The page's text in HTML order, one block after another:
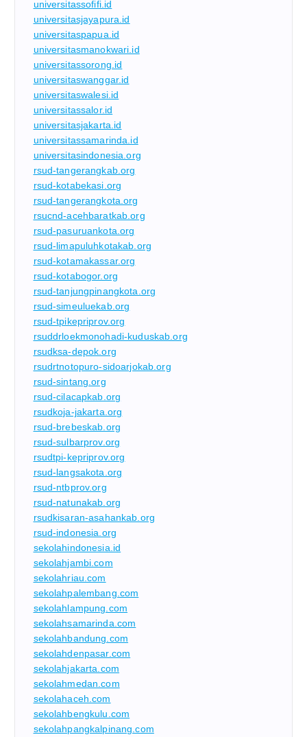
universitassofifi.id
universitasjayapura.id
universitaspapua.id
universitasmanokwari.id
universitassorong.id
universitaswanggar.id
universitaswalesi.id
universitassalor.id
universitasjakarta.id
universitassamarinda.id
universitasindonesia.org
rsud-tangerangkab.org
rsud-kotabekasi.org
rsud-tangerangkota.org
rsucnd-acehbaratkab.org
rsud-pasuruankota.org
rsud-limapuluhkotakab.org
rsud-kotamakassar.org
rsud-kotabogor.org
rsud-tanjungpinangkota.org
rsud-simeuluekab.org
rsud-tpikepriprov.org
rsuddrloekmonohadi-kuduskab.org
rsudksa-depok.org
rsudrtnotopuro-sidoarjokab.org
rsud-sintang.org
rsud-cilacapkab.org
rsudkoja-jakarta.org
rsud-brebeskab.org
rsud-sulbarprov.org
rsudtpi-kepriprov.org
rsud-langsakota.org
rsud-ntbprov.org
rsud-natunakab.org
rsudkisaran-asahankab.org
rsud-indonesia.org
sekolahindonesia.id
sekolahjambi.com
sekolahriau.com
sekolahpalembang.com
sekolahlampung.com
sekolahsamarinda.com
sekolahbandung.com
sekolahdenpasar.com
sekolahjakarta.com
sekolahmedan.com
sekolahaceh.com
sekolahbengkulu.com
sekolahpangkalpinang.com